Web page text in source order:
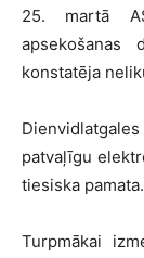
25. martā
apsekošanas
konstatēja
patvaļīgu
tiesiska pamata.
Turpmākai